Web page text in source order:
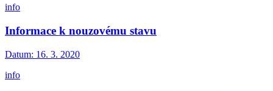
info
Informace k nouzovému stavu
Datum: 16. 3. 2020
info